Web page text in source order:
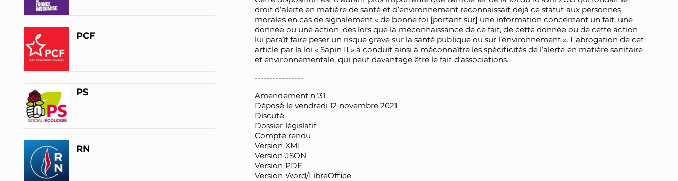
PCF
PS
RN
droit d’alerte en matière de santé et d’environnement reconnaissait déjà ce statut aux personnes
morales en cas de signalement « de bonne foi [portant sur] une information concernant un fait, une
donnée ou une action, dès lors que la méconnaissance de ce fait, de cette donnée ou de cette action
lui paraît faire peser un risque grave sur la santé publique ou sur l’environnement ». L’abrogation de cet
article par la loi « Sapin II » a conduit ainsi à méconnaître les spécificités de l’alerte en matière sanitaire
et environnementale, qui peut davantage être le fait d’associations.
----------------
Amendement n°31
Déposé le vendredi 12 novembre 2021
Discuté
Dossier législatif
Compte rendu
Version XML
Version JSON
Version PDF
Version Word/LibreOffice